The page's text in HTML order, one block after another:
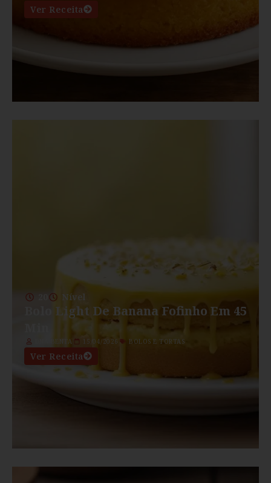
Ver Receita
Nível
Bolo Light De Banana Fofinho Em 45
DNA BENTA 15/04/2026 BOLOS E TORTAS
Ver Receita